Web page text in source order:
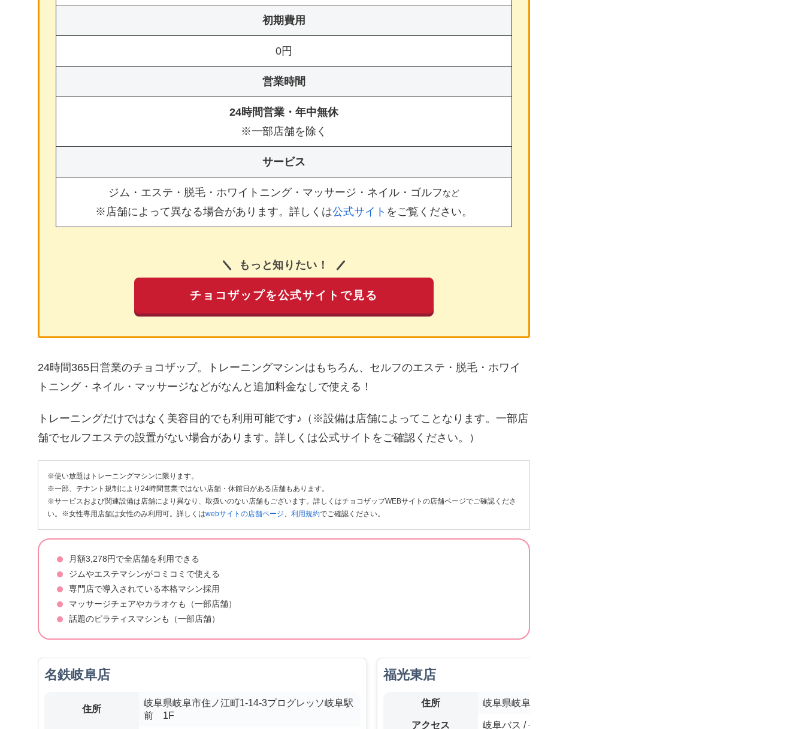
初期費用
0円
営業時間
24時間営業・年中無休
※一部店舗を除く
サービス
ジム・エステ・脱毛・ホワイトニング・マッサージ・ネイル・ゴルフなど
※店舗によって異なる場合があります。詳しくは公式サイト をご覧ください。
もっと知りたい！
チョコザップを公式サイトで見る
24時間365日営業のチョコザップ。トレーニングマシンはもちろん、セルフのエステ・脱毛・ホワイ
トニング・ネイル・マッサージなどがなんと追加料金なしで使える！
トレーニングだけではなく美容目的でも利用可能です♪（※設備は店舗によってことなります。一部店
舗でセルフエステの設置がない場合があります。詳しくは公式サイトをご確認ください。）
※使い放題はトレーニングマシンに限ります。
※一部、テナント規制により24時間営業ではない店舗・休館日がある店舗もあります。
※サービスおよび関連設備は店舗により異なり、取扱いのない店舗もございます。詳しくはチョコザップWEBサイトの店舗ページでご確認くださ
い。※女性専用店舗は女性のみ利用可。詳しくはwebサイトの店舗ページ、 利用規約でご確認ください。
月額3,278円で全店舗を利用できる
ジムやエステマシンがコミコミで使える
専門店で導入されている本格マシン採用
マッサージチェアやカラオケも（一部店舗）
話題のピラティスマシンも（一部店舗）
名鉄岐阜店
住所
岐阜県岐阜市住ノ江町1-14-3プログレッソ岐阜駅
前 1F
福光東店
住所 岐阜県岐阜市福光東2-7-17 サンライズ88 1F
アクセス 岐阜バス / 長良上天神 下車 徒歩5分